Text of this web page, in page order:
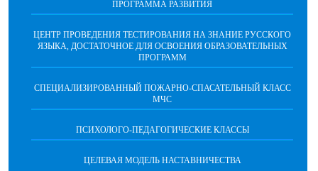
ПРОГРАММА РАЗВИТИЯ
ЦЕНТР ПРОВЕДЕНИЯ ТЕСТИРОВАНИЯ НА ЗНАНИЕ РУССКОГО
ЯЗЫКА, ДОСТАТОЧНОЕ ДЛЯ ОСВОЕНИЯ ОБРАЗОВАТЕЛЬНЫХ
ПРОГРАММ
СПЕЦИАЛИЗИРОВАННЫЙ ПОЖАРНО-СПАСАТЕЛЬНЫЙ КЛАСС
МЧС
ПСИХОЛОГО-ПЕДАГОГИЧЕСКИЕ КЛАССЫ
ЦЕЛЕВАЯ МОДЕЛЬ НАСТАВНИЧЕСТВА